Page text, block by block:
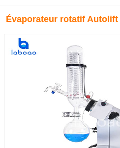
Évaporateur rotatif